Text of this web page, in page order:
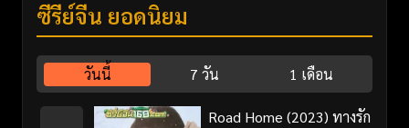
ซีรี่ย์จีน ยอดนิยม
วันนี้ 7 วัน 1 เดือน
Road Home (2023) ทางรัก